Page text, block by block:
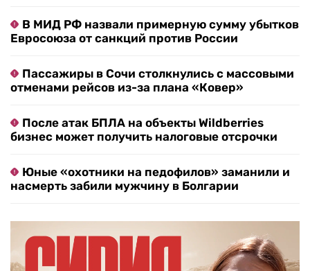
В МИД РФ назвали примерную сумму убытков
Евросоюза от санкций против России
Пассажиры в Сочи столкнулись с массовыми
отменами рейсов из-за плана «Ковер»
После атак БПЛА на объекты Wildberries
бизнес может получить налоговые отсрочки
Юные «охотники на педофилов» заманили и
насмерть забили мужчину в Болгарии